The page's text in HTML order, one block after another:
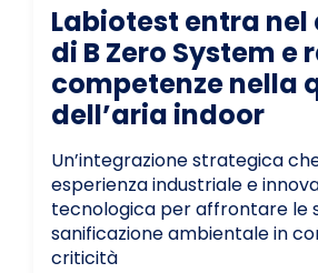
Labiotest entra
di B Zero System e
competenze nella
dell’aria indoor
Un’integrazione strategica
esperienza industriale e
tecnologica per affrontare le
sanificazione ambientale in
criticità